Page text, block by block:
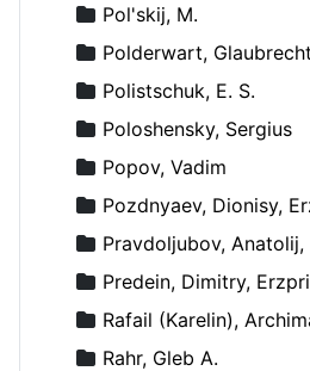
Pol'skij, M.
Polderwart, Glaubrecht
Polistschuk, E. S.
Poloshensky, Sergius
Popov, Vadim
Pozdnyaev, Dionisy,
Pravdoljubov,
Predein, Dimitry,
Rafail (Karelin),
Rahr, Gleb A.